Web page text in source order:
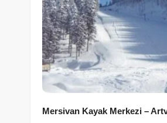
Mersivan Kayak Merkezi –